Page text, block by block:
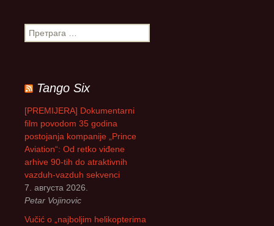
П
р
а
г
а
а
Tango Six
[PREMIJERA] Dokumentarni
film povodom 35 godina
postojanja kompanije „Prince
Aviation“: Od retko viđene
arhive 90-tih do atraktivnih
vazduh-vazduh sekvenci
7. августа 2026.
Petar Vojinovic
Vučić o „najboljim helikopterima